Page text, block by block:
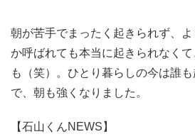
朝が苦手でまったく起きられず、
か呼ばれても本当に起きられなく
も（笑）。ひとり暮らしの今は誰
で、朝も強くなりました。
【石山くんNEWS】